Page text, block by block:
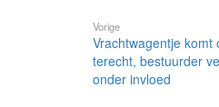
Vorige
Vrachtwagentje komt
terecht, bestuurder
onder invloed